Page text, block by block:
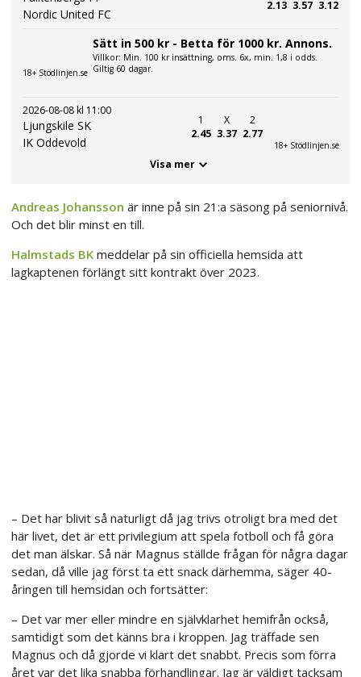
Nordic United FC
2.13 3.57 3.12
18+ Stödlinjen.se
Sätt in 500 kr - Betta för 1000 kr. Annons.
Villkor: Min. 100 kr insättning, oms. 6x, min. 1,8 i odds.
Giltig 60 dagar.
2026-08-08 kl 11:00
Ljungskile SK
IK Oddevold
1
2.45
X
3.37
2
2.77
18+ Stödlinjen.se
Visa mer
Andreas Johansson är inne på sin 21:a säsong på seniornivå.
Och det blir minst en till.
Halmstads BK meddelar på sin officiella hemsida att
lagkaptenen förlängt sitt kontrakt över 2023.
– Det har blivit så naturligt då jag trivs otroligt bra med det
här livet, det är ett privilegium att spela fotboll och få göra
det man älskar. Så när Magnus ställde frågan för några dagar
sedan, då ville jag först ta ett snack därhemma, säger 40-
åringen till hemsidan och fortsätter:
– Det var mer eller mindre en självklarhet hemifrån också,
samtidigt som det känns bra i kroppen. Jag träffade sen
Magnus och då gjorde vi klart det snabbt. Precis som förra
året var det lika snabba förhandlingar. Jag är väldigt tacksam